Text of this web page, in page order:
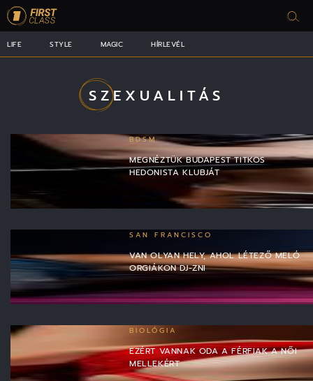
LIFE STYLE MAGIC HÍRLEVÉL
SZEXUALITÁS
BDSM
MEGNÉZTÜK BUDAPEST TITKOS
HEDONISTA KLUBJÁT
SAN FRANCISCO
VAN OLYAN HELY, AHOL LÉTEZŐ MELÓ
ORGIÁKON DJ-ZNI
BIOLÓGIA
EZÉRT VANNAK ODA A FÉRFIAK A NŐI
MELLEKÉRT